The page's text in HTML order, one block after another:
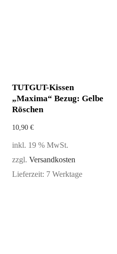
TUTGUT-Kissen
„Maxima“ Bezug: Gelbe
Röschen
10,90 €
inkl. 19 % MwSt.
zzgl. Versandkosten
Lieferzeit: 7 Werktage